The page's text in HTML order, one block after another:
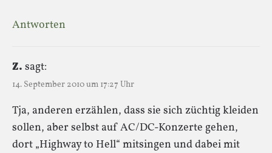
Antworten
Z. sagt:
14. September 2010 um 17:27 Uhr
Tja, anderen erzählen, dass sie sich züchtig kleiden
sollen, aber selbst auf AC/DC-Konzerte gehen,
dort „Highway to Hell“ mitsingen und dabei mit